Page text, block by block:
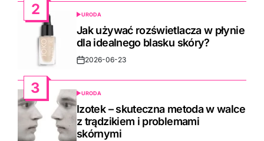
2
POSTED
IN
URODA
Jak używać rozświetlacza w płynie
dla idealnego blasku skóry?
Post2026-06-23
3
POSTED
IN
URODA
Izotek – skuteczna metoda w walce
z trądzikiem i problemami
skórnymi